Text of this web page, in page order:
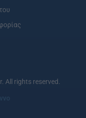
All rights reserved.